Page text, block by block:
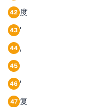
42 度
43 '
44 ,
45
46 '
47 复